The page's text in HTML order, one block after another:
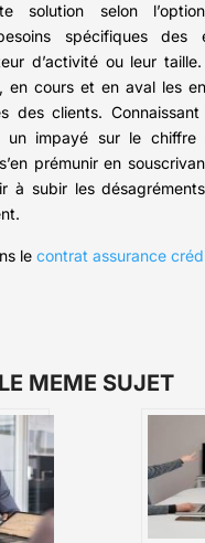
solution selon
spécifiques des
d’activité ou leur
en cours et en aval les
des clients.
un impayé sur le chiffre
prémunir en
à subir les
le contrat assurance
MEME SUJET